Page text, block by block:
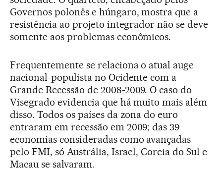
Governos polonês e húngaro, mostra que a
resistência ao projeto integrador não se deve
somente aos problemas econômicos.
Frequentemente se relaciona o atual auge
nacional-populista no Ocidente com a
Grande Recessão de 2008-2009. O caso do
Visegrado evidencia que há muito mais além
disso. Todos os países da zona do euro
entraram em recessão em 2009; das 39
economias consideradas como avançadas
pelo FMI, só Austrália, Israel, Coreia do Sul e
Macau se salvaram.